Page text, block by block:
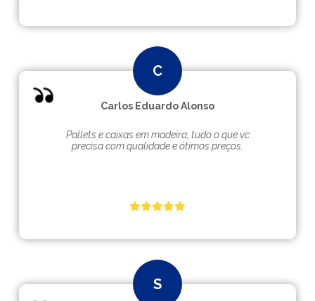
Carlos Eduardo Alonso
Pallets e caixas em madeira, tudo o que vc
precisa com qualidade e ótimos preços.